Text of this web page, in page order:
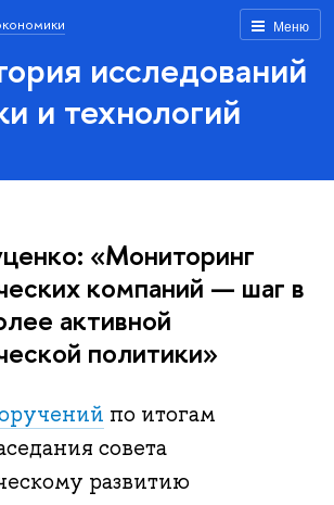
Меню
исследований
и технологий
«Мониторинг
компаний — шаг в
активной
политики»
по итогам
совета
развитию